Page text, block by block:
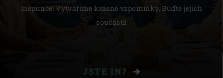
inspirace! Vytváříme krásné vzpomínky. Buďte jejich
součástí!
JSTE IN?